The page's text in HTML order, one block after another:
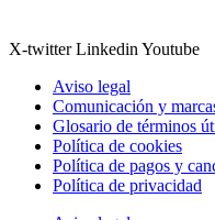
X-twitter Linkedin Youtube
Aviso legal
Comunicación y
Glosario de términos
Política de cookies
Política de pagos y
Política de privacidad